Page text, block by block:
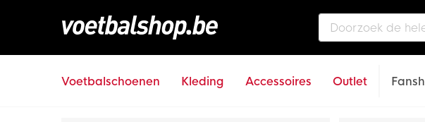
Voetbalschoenen Kleding Accessoires Outlet